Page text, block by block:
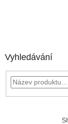
Vyhledávání